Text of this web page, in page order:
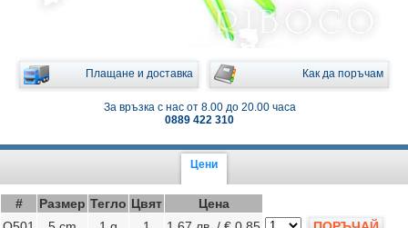
Плащане и доставка Как да поръчам
За връзка с нас от 8.00 до 20.00 часа
0889 422 310
Цени
# Размер Тегло Цвят
Цена